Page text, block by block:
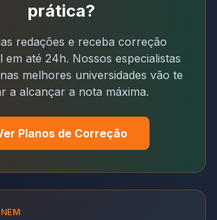
prática?
redações e receba correção
em até 24h. Nossos especialistas
melhores universidades vão te
a alcançar a nota máxima.
Planos de Correção